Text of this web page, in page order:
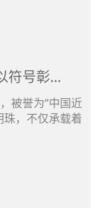
符号彰…
被誉为“中国近
，不仅承载着